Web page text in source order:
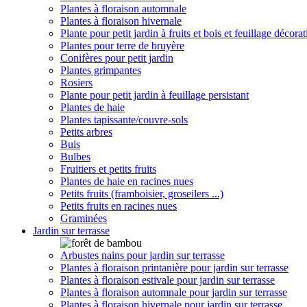
Plantes à floraison automnale
Plantes à floraison hivernale
Plante pour petit jardin à fruits et bois et feuillage
Plantes pour terre de bruyère
Conifères pour petit jardin
Plantes grimpantes
Rosiers
Plante pour petit jardin à feuillage persistant
Plantes de haie
Plantes tapissante/couvre-sols
Petits arbres
Buis
Bulbes
Fruitiers et petits fruits
Plantes de haie en racines nues
Petits fruits (framboisier, groseilers ...)
Petits fruits en racines nues
Graminées
Jardin sur terrasse
Arbustes nains pour jardin sur terrasse
Plantes à floraison printanière pour jardin sur terrasse
Plantes à floraison estivale pour jardin sur terrasse
Plantes à floraison automnale pour jardin sur terrasse
Plantes à floraison hivernale pour jardin sur terrasse